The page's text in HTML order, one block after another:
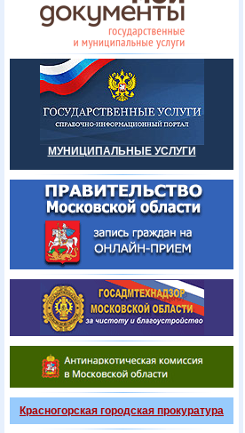
МУНИЦИПАЛЬНЫЕ УСЛУГИ
Красногорская городская прокуратура